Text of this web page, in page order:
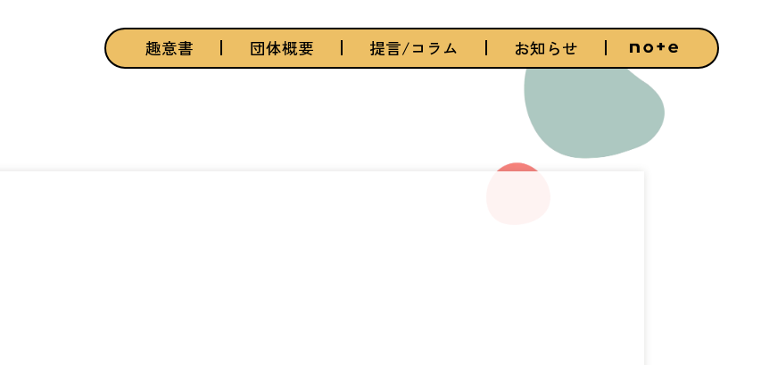
趣意書 団体概要 提言/コラム お知らせ